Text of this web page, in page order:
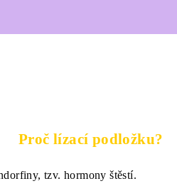
Proč lízací podložku?
tzv. hormony štěstí.